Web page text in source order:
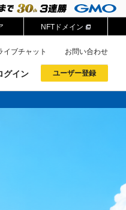
NFTドメイン
OEM
イブチャット お問い合わせ
グイン ユーザー登録